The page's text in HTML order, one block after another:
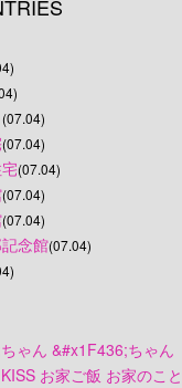
(07.04)
(07.04)
(07.04)
(07.04)
(07.04)
念館(07.04)
ゃん &#x1F436;ちゃん
KISS お家ご飯 お家のこと